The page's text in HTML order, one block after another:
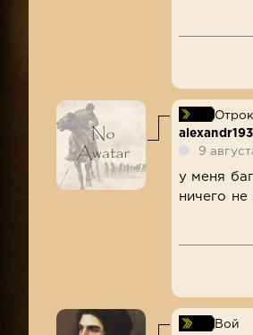
Отрок
alexandr193
9
у меня
ничего не
Вой